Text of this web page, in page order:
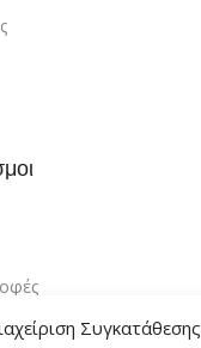
Συγκατάθεσης